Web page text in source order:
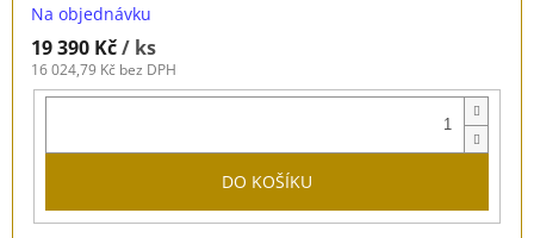
Na objednávku
19 390 Kč/ ks
16 024,79 Kč bez DPH
DO KOŠÍKU